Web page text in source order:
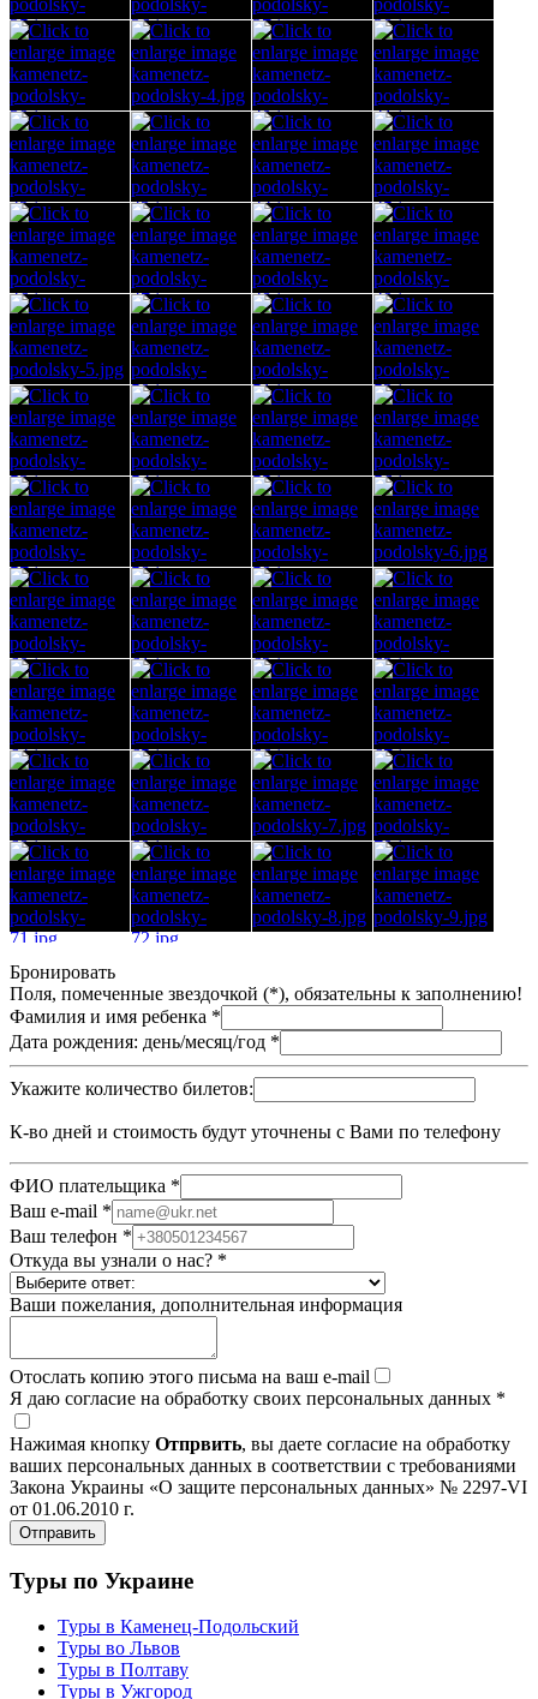
Бронировать
Поля, помеченные звездочкой (*), обязательны к заполнению!
Фамилия и имя ребенка *
Дата рождения: день/месяц/год *
Укажите количество билетов:
К-во дней и стоимость будут уточнены с Вами по телефону
ФИО плательщика *
Ваш e-mail *
Ваш телефон *
Откуда вы узнали о нас? *
Ваши пожелания, дополнительная информация
Отослать копию этого письма на ваш e-mail
Я даю согласие на обработку своих персональных данных *
Нажимая кнопку Отпрвить, вы даете согласие на обработку
ваших персональных данных в соответствии с требованиями
Закона Украины «О защите персональных данных» № 2297-VI
от 01.06.2010 г.
Туры по Украине
Туры в Каменец-Подольский
Туры во Львов
Туры в Полтаву
Туры в Ужгород